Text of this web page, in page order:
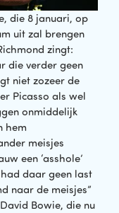
die 8 januari, op
uit zal brengen
zingt:
die verder geen
niet zozeer de
Picasso als wel
onmiddelijk
hem
meisjes
een ‘asshole’
daar geen last
naar de meisjes”
Bowie, die nu